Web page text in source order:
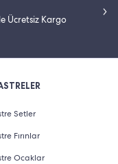
Ücretsiz Kargo
Setler
Fırınlar
Ocaklar